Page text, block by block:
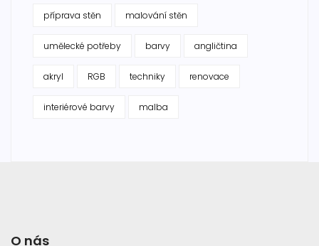
příprava stěn malování stěn
umělecké potřeby barvy angličtina
akryl RGB techniky renovace
interiérové barvy malba
O nás